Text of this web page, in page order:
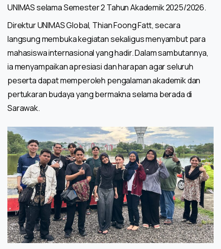
UNIMAS selama Semester 2 Tahun Akademik 2025/2026.
Direktur UNIMAS Global, Thian Foong Fatt, secara
langsung membuka kegiatan sekaligus menyambut para
mahasiswa internasional yang hadir. Dalam sambutannya,
ia menyampaikan apresiasi dan harapan agar seluruh
peserta dapat memperoleh pengalaman akademik dan
pertukaran budaya yang bermakna selama berada di
Sarawak.